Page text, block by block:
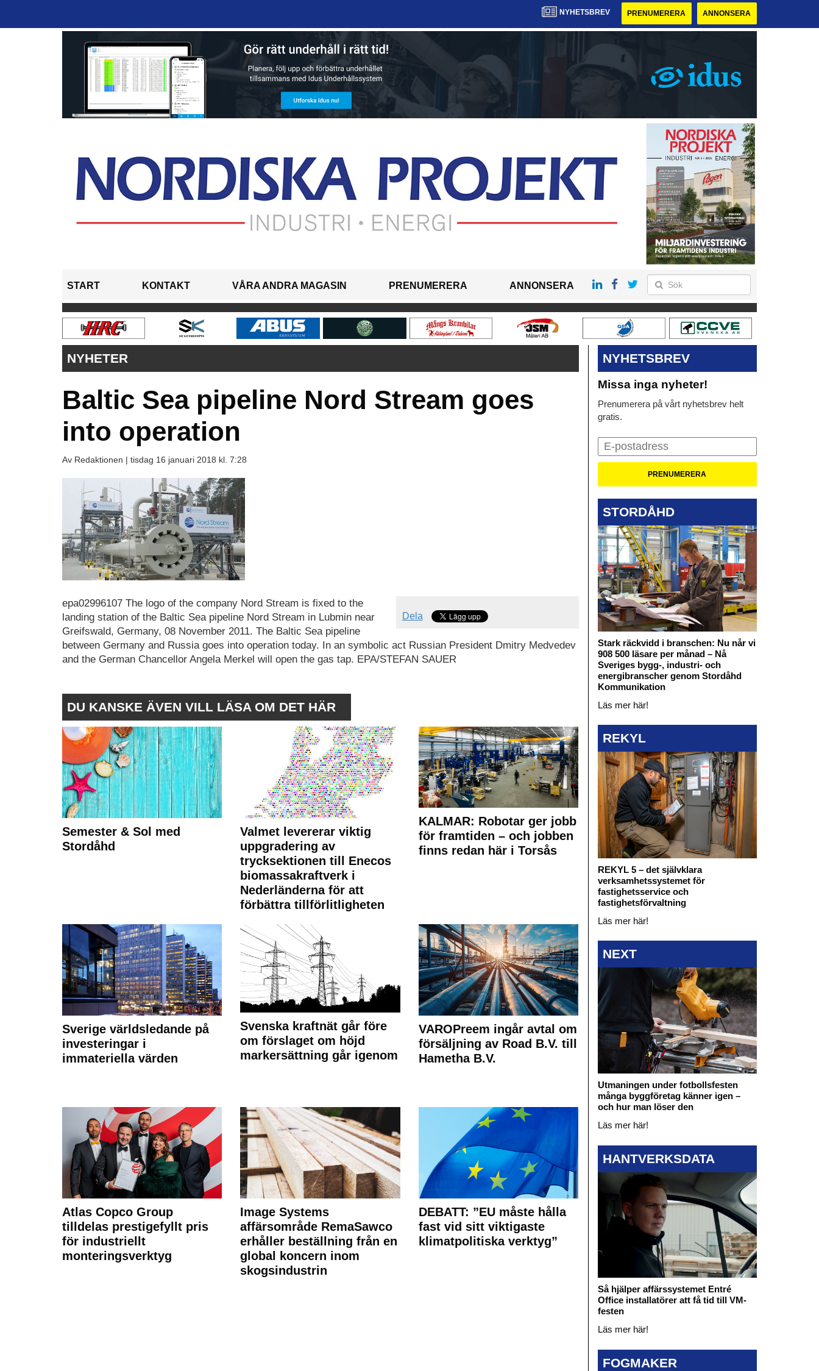
NYHETSBREV PRENUMERERA ANNONSERA
START KONTAKT VÅRA ANDRA MAGASIN PRENUMERERA ANNONSERA
NYHETER
Baltic Sea pipeline Nord Stream goes
into operation
Av Redaktionen | tisdag 16 januari 2018 kl. 7:28
Dela
epa02996107 The logo of the company Nord Stream is fixed to the
landing station of the Baltic Sea pipeline Nord Stream in Lubmin near
Greifswald, Germany, 08 November 2011. The Baltic Sea pipeline
between Germany and Russia goes into operation today. In an symbolic act Russian President Dmitry Medvedev
and the German Chancellor Angela Merkel will open the gas tap. EPA/STEFAN SAUER
DU KANSKE ÄVEN VILL LÄSA OM DET HÄR
Semester & Sol med
Stordåhd
Valmet levererar viktig
uppgradering av
trycksektionen till Enecos
biomassakraftverk i
Nederländerna för att
förbättra tillförlitligheten
KALMAR: Robotar ger jobb
för framtiden – och jobben
finns redan här i Torsås
Sverige världsledande på
investeringar i
immateriella värden
Svenska kraftnät går före
om förslaget om höjd
markersättning går igenom
VAROPreem ingår avtal om
försäljning av Road B.V. till
Hametha B.V.
Atlas Copco Group
tilldelas prestigefyllt pris
för industriellt
monteringsverktyg
Image Systems
affärsområde RemaSawco
erhåller beställning från en
global koncern inom
skogsindustrin
DEBATT: ”EU måste hålla
fast vid sitt viktigaste
klimatpolitiska verktyg”
NYHETSBREV
Missa inga nyheter!
Prenumerera på vårt nyhetsbrev helt
gratis.
STORDÅHD
Stark räckvidd i branschen: Nu når vi
908 500 läsare per månad – Nå
Sveriges bygg-, industri- och
energibranscher genom Stordåhd
Kommunikation
Läs mer här!
REKYL
REKYL 5 – det självklara
verksamhetssystemet för
fastighetsservice och
fastighetsförvaltning
Läs mer här!
NEXT
Utmaningen under fotbollsfesten
många byggföretag känner igen –
och hur man löser den
Läs mer här!
HANTVERKSDATA
Så hjälper affärssystemet Entré
Office installatörer att få tid till VM-
festen
Läs mer här!
FOGMAKER